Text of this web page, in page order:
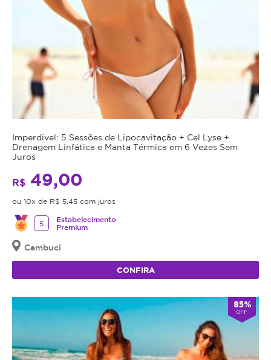
Imperdivel: 5 Sessões de Lipocavitação + Cel Lyse +
Drenagem Linfática e Manta Térmica em 6 Vezes Sem
Juros
R$ 49,00
ou 10x de R$ 5,45 com juros
5
Estabelecimento
Premium
Cambuci
CONFIRA
85%
OFF